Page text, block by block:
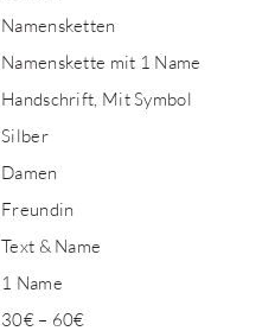
Namensketten
Namenskette mit 1 Name
Handschrift, Mit Symbol
Silber
Damen
Freundin
Text & Name
1 Name
30€ – 60€